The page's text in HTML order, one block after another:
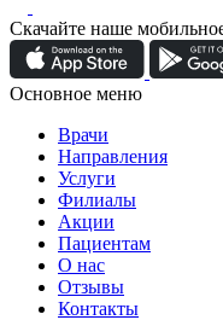
Скачайте наше
Основное меню
Врачи
Направления
Услуги
Филиалы
Акции
Пациентам
О нас
Отзывы
Контакты